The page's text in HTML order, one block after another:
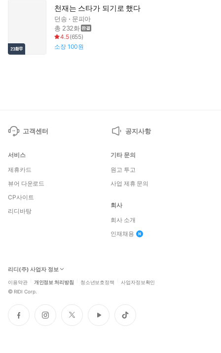
천재는 스타가 되기로 했다
던송
문피아
총 232화
4.5(655)
소장 100원
고객센터 공지사항
서비스
제휴카드
뷰어 다운로드
CP사이트
리디바탕
기타 문의
원고 투고
사업 제휴 문의
회사
회사 소개
인재채용
리디(주) 사업자 정보
이용약관 개인정보 처리방침 청소년보호정책 사업자정보확인
© RIDI Corp.
페
이
인
스
트
위
유
튜
틱
톡